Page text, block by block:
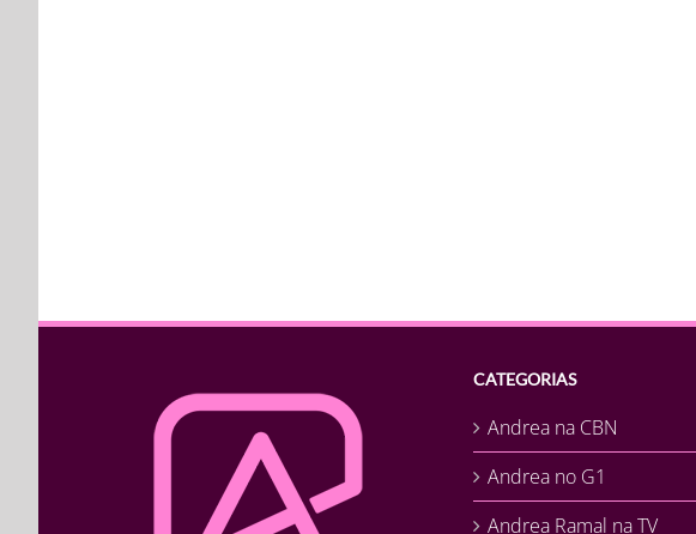
CATEGORIAS
Andrea na CBN
Andrea no G1
Andrea Ramal na TV